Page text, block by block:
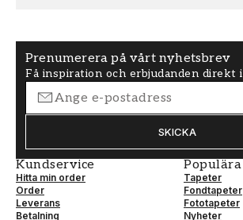
Prenumerera på vårt nyhetsbrev
Få inspiration och erbjudanden direkt
SKICKA
Kundservice
Hitta min order
Order
Leverans
Betalning
Tapeter
Fondtapeter
Fototapeter
Nyheter